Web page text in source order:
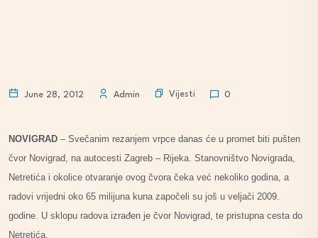
June 28, 2012 Admin Vijesti 0
NOVIGRAD – Svečanim rezanjem vrpce danas će u promet biti pušten
čvor Novigrad, na autocesti Zagreb – Rijeka. Stanovništvo Novigrada,
Netretića i okolice otvaranje ovog čvora čeka već nekoliko godina, a
radovi vrijedni oko 65 milijuna kuna započeli su još u veljači 2009.
godine. U sklopu radova izrađen je čvor Novigrad, te pristupna cesta do
Netretića.